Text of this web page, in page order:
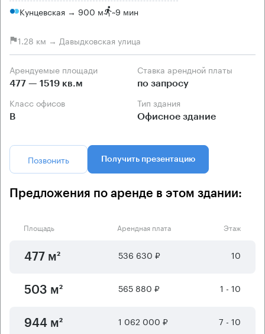
Кунцевская → 900 м ~9 мин
1.28 км → Давыдковская улица
Арендуемые площади
477 — 1519 кв.м
Ставка арендной платы
по запросу
Класс офисов
B
Тип здания
Офисное здание
Позвонить Получить презентацию
Предложения по аренде в этом здании:
Площадь Арендная плата Этаж
477 м² 536 630 ₽ 10
503 м² 565 880 ₽ 1 - 10
944 м² 1 062 000 ₽ 7 - 10